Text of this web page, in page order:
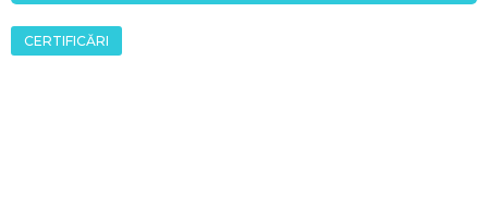
CERTIFICĂRI